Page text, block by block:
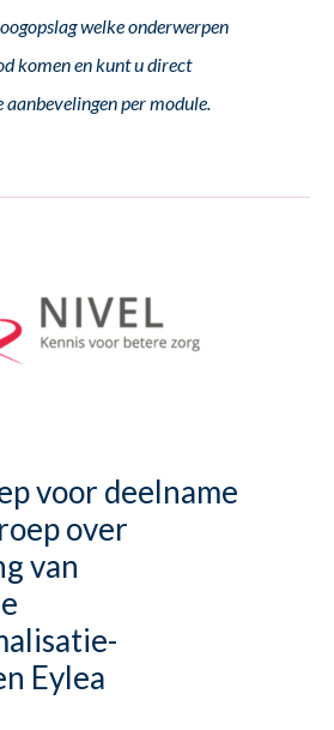
welke onderwerpen
komen en kunt u direct
per module.
voor deelname
over
van
Eylea